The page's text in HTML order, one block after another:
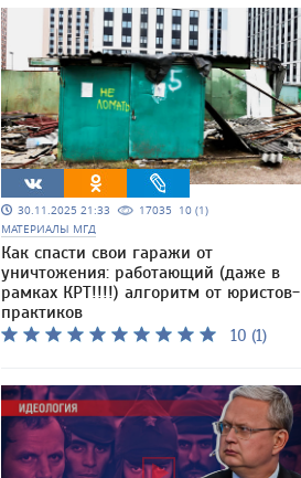
30.11.2025 21:33 17035 10 (1)
МАТЕРИАЛЫ МГД
Как спасти свои гаражи от
уничтожения: работающий (даже в
рамках КРТ!!!!) алгоритм от юристов-
практиков
10 (1)